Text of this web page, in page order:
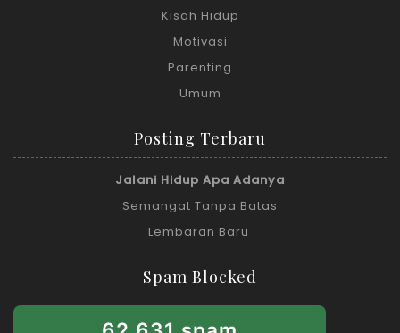
Kisah Hidup
Motivasi
Parenting
Umum
Posting Terbaru
Jalani Hidup Apa Adanya
Semangat Tanpa Batas
Lembaran Baru
Spam Blocked